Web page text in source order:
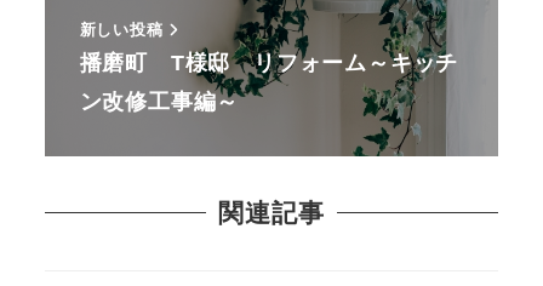
新しい投稿
播磨町 T様邸 リフォーム～キッチ
ン改修工事編～
関連記事